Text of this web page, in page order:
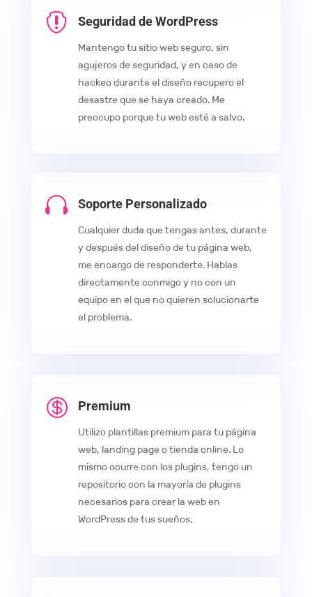
 Seguridad de WordPress
Mantengo tu sitio web seguro, sin
agujeros de seguridad, y en caso de
hackeo durante el diseño recupero el
desastre que se haya creado. Me
preocupo porque tu web esté a salvo.
 Soporte Personalizado
Cualquier duda que tengas antes, durante
y después del diseño de tu página web,
me encargo de responderte. Hablas
directamente conmigo y no con un
equipo en el que no quieren solucionarte
el problema.
 Premium
Utilizo plantillas premium para tu página
web, landing page o tienda online. Lo
mismo ocurre con los plugins, tengo un
repositorio con la mayoría de plugins
necesarios para crear la web en
WordPress de tus sueños.